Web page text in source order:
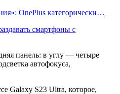
OnePlus категорически…
смартфоны с
панель: в углу — четыре
автофокуса,
Galaxy S23 Ultra, которое,